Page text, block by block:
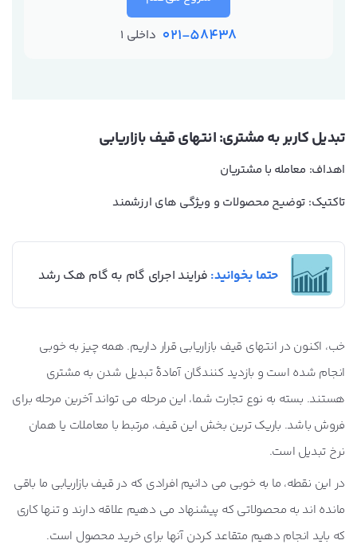
021-58438 داخلی 1
تبدیل کاربر به مشتری: انتهای قیف بازاریابی
اهداف: معامله با مشتریان
تاکتیک: توضیح محصولات و ویژگی های ارزشمند
حتما بخوانید: فرایند اجرای گام به گام هک رشد
خب، اکنون در انتهای قیف بازاریابی قرار داریم. همه چیز به خوبی
انجام شده است و بازدید کنندگان آمادۀ تبدیل شدن به مشتری
هستند. بسته به نوع تجارت شما، این مرحله می تواند آخرین مرحله برای
فروش باشد. باریک ترین بخش این قیف، مرتبط با معاملات یا همان
نرخ تبدیل است.
در این نقطه، ما به خوبی می دانیم افرادی که در قیف بازاریابی ما باقی
مانده اند به محصولاتی که پیشنهاد می دهیم علاقه دارند و تنها کاری
که باید انجام دهیم متقاعد کردن آنها برای خرید محصول است.